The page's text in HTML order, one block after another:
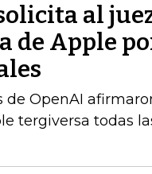
al
de Apple
de OpenAI
tergiversa todas